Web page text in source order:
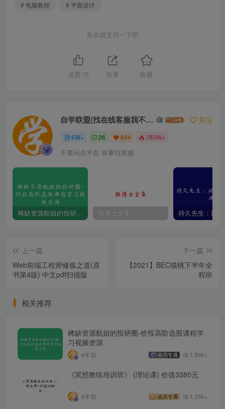
# 电脑教程
# 平面设计
喜欢就支持一下吧
点赞 15 分享 收藏
自学联盟(找在线客服我不回信息的) 关注
6W+ 26 644 780W+
不要问在不在 有事找客服
稀缺资源航姐的投研圈-价投高阶选股课程学习视频资源 猴博士全集
上一篇
Web前端工程师修炼之道(原
书第4版) 中文pdf扫描版
下一篇
【2021】BEC猫桃下半年全
程班
相关推荐
稀缺资源航姐的投研圈-价投高阶选股课程学
习视频资源
4年前 会员专属 1.8W+
《冥想教练培训班》 (理论课) 价值3380元
4年前 会员专属 1.2W+